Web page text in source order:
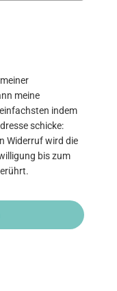
meine
indem
schicke:
Widerruf wird die
bis zum